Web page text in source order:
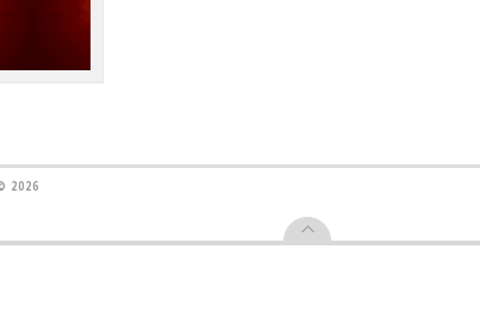
2026